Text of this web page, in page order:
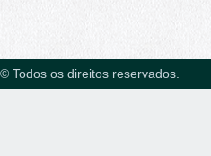
© Todos os direitos reservados.